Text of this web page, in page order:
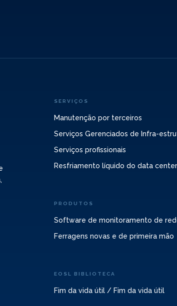
SERVIÇOS
Manutenção por terceiros
Serviços Gerenciados de Infra-
Serviços profissionais
Resfriamento líquido do data center
PRODUTOS
Software de monitoramento de
Ferragens novas e de primeira mão
EOSL BIBLIOTECA
Fim da vida útil / Fim da vida útil